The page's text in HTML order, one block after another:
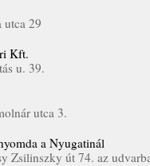
utca 29
Kft.
u. 39.
utca 3.
a Nyugatinál
Zsilinszky út 74. az